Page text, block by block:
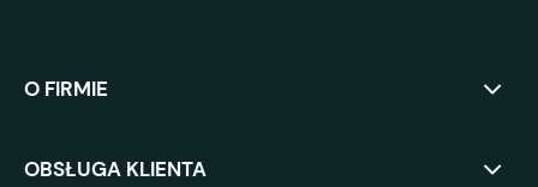
O FIRMIE
OBSŁUGA KLIENTA